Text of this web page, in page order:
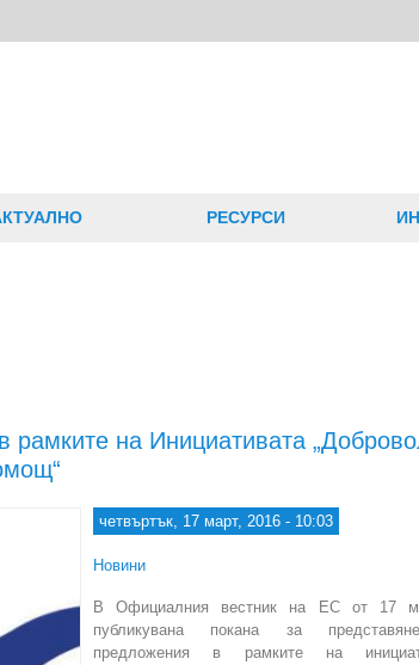
РЕСУРСИ
рамките на Инициативата
четвъртък, 17 март, 2016 - 10:03
Новини
В Официалния вестник на ЕС от 17
публикувана покана за
предложения в рамките на